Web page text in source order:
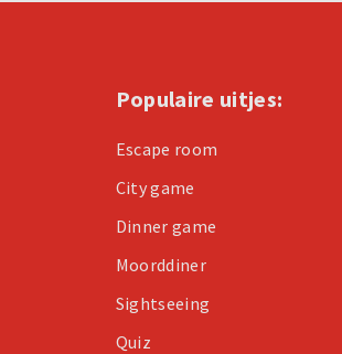
Populaire uitjes:
Escape room
City game
Dinner game
Moorddiner
Sightseeing
Quiz